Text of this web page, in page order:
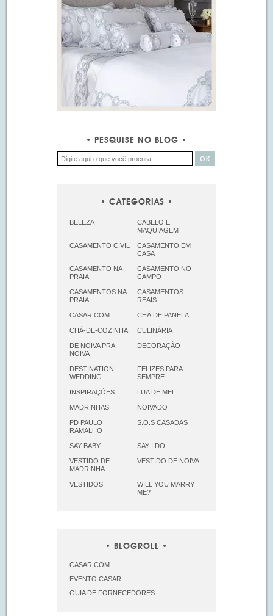
PESQUISE NO BLOG
CATEGORIAS
BELEZA
CABELO E
MAQUIAGEM
CASAMENTO CIVIL
CASAMENTO EM
CASA
CASAMENTO NA
PRAIA
CASAMENTO NO
CAMPO
CASAMENTOS NA
PRAIA
CASAMENTOS
REAIS
CASAR.COM CHÁ DE PANELA
CHÁ-DE-COZINHA CULINÁRIA
DE NOIVA PRA
NOIVA
DECORAÇÃO
DESTINATION
WEDDING
FELIZES PARA
SEMPRE
INSPIRAÇÕES LUA DE MEL
MADRINHAS NOIVADO
PD PAULO
RAMALHO
S.O.S CASADAS
SAY BABY SAY I DO
VESTIDO DE
MADRINHA
VESTIDO DE NOIVA
VESTIDOS
WILL YOU MARRY
ME?
BLOGROLL
CASAR.COM
EVENTO CASAR
GUIA DE FORNECEDORES